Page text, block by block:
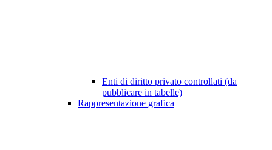
Enti di diritto privato controllati (da
pubblicare in tabelle)
Rappresentazione grafica